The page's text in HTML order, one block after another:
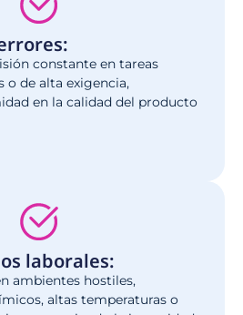
constante en tareas
o de alta exigencia,
en la calidad del producto
laborales:
ambientes hostiles,
altas temperaturas o